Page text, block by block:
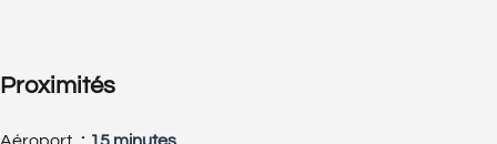
Proximités
Aéroport
15 minutes